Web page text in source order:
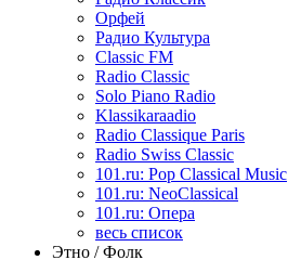
Орфей
Радио Культура
Classic FM
Radio Classic
Solo Piano Radio
Klassikaraadio
Radio Classique Paris
Radio Swiss Classic
101.ru: Pop Classical Music
101.ru: NeoClassical
101.ru: Опера
весь список
Этно / Фолк